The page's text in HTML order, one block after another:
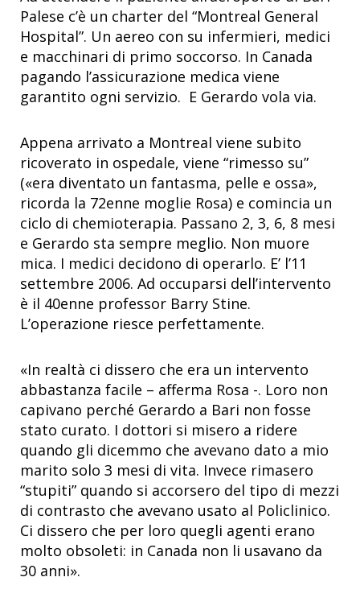
Palese c’è un charter del “Montreal General
Hospital”. Un aereo con su infermieri, medici
e macchinari di primo soccorso. In Canada
pagando l’assicurazione medica viene
garantito ogni servizio. E Gerardo vola via.
Appena arrivato a Montreal viene subito
ricoverato in ospedale, viene “rimesso su”
(«era diventato un fantasma, pelle e ossa»,
ricorda la 72enne moglie Rosa) e comincia un
ciclo di chemioterapia. Passano 2, 3, 6, 8 mesi
e Gerardo sta sempre meglio. Non muore
mica. I medici decidono di operarlo. E’ l’11
settembre 2006. Ad occuparsi dell’intervento
è il 40enne professor Barry Stine.
L’operazione riesce perfettamente.
«In realtà ci dissero che era un intervento
abbastanza facile – afferma Rosa -. Loro non
capivano perché Gerardo a Bari non fosse
stato curato. I dottori si misero a ridere
quando gli dicemmo che avevano dato a mio
marito solo 3 mesi di vita. Invece rimasero
“stupiti” quando si accorsero del tipo di mezzi
di contrasto che avevano usato al Policlinico.
Ci dissero che per loro quegli agenti erano
molto obsoleti: in Canada non li usavano da
30 anni».